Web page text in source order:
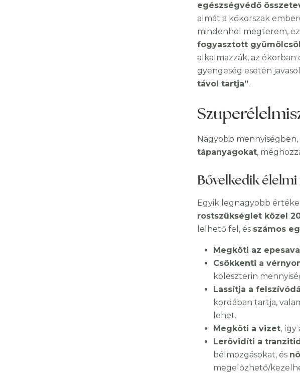
egészségvédő
almát a kőkorszak
mindenhol megterem,
fogyasztott
alkalmazzák, az ókorban
gyengeség esetén
távol tartja”.
Nagyobb
tápanyagokat,
Bővelkedik
Egyik legnagyobb
rostszükséglet közel
lelhető fel, és számos
Megköti az
Csökkenti a
koleszterin
Lassítja a
kordában tartja,
lehet.
Megköti a vizet, így
Lerövidíti a
bélmozgásokat, és
megelőzhető/